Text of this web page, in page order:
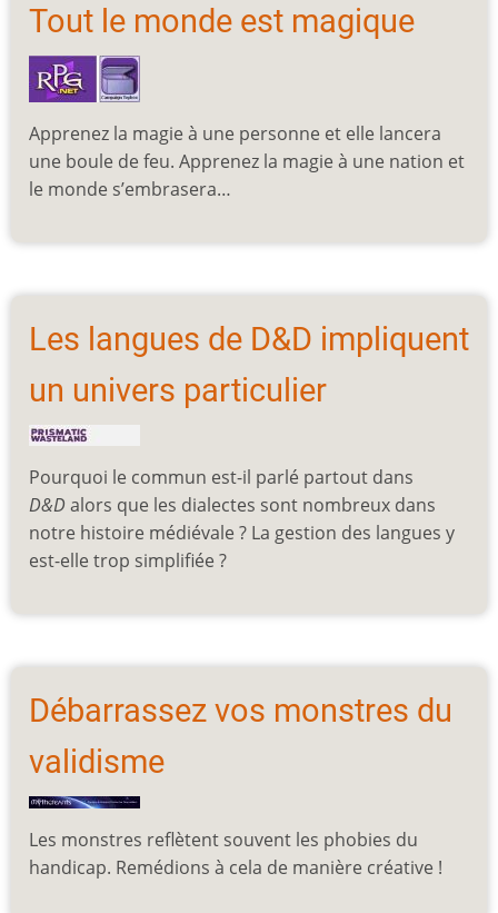
Tout le monde est magique
Apprenez la magie à une personne et elle lancera
une boule de feu. Apprenez la magie à une nation et
le monde s’embrasera…
Les langues de D&D impliquent
un univers particulier
Pourquoi le commun est-il parlé partout dans
D&D alors que les dialectes sont nombreux dans
notre histoire médiévale ? La gestion des langues y
est-elle trop simplifiée ?
Débarrassez vos monstres du
validisme
Les monstres reflètent souvent les phobies du
handicap. Remédions à cela de manière créative !